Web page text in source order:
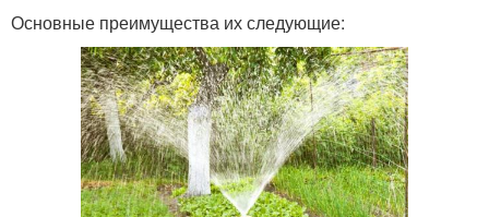
Основные преимущества их следующие: